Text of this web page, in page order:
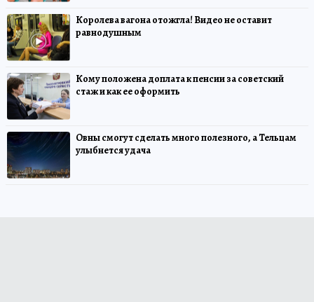
Королева вагона отожгла! Видео не оставит
равнодушным
Кому положена доплата к пенсии за советский
стаж и как ее оформить
Овны смогут сделать много полезного, а Тельцам
улыбнется удача